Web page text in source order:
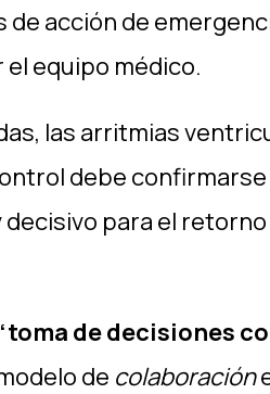
acción de
equipo médico.
las arritmias
debe
decisivo para el
de decisiones
de colaboración